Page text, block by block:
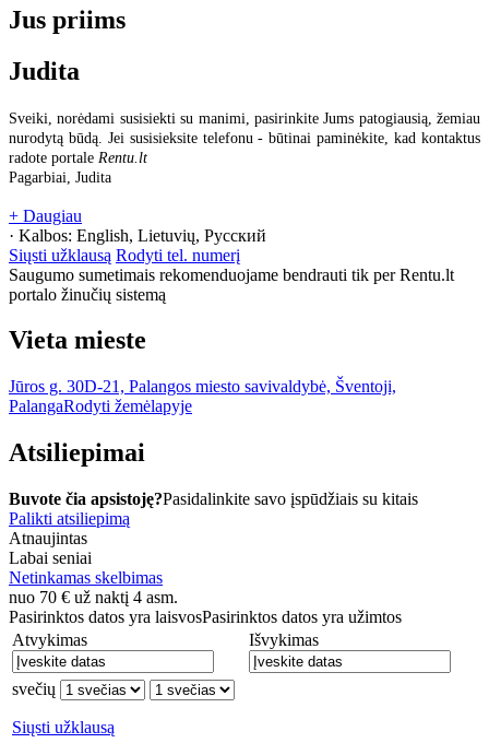
Jus priims
Judita
Sveiki, norėdami susisiekti su manimi, pasirinkite Jums patogiausią, žemiau
nurodytą būdą. Jei susisieksite telefonu - būtinai paminėkite, kad kontaktus
radote portale Rentu.lt
Pagarbiai, Judita
+ Daugiau
· Kalbos: English, Lietuvių, Русский
Siųsti užklausą Rodyti tel. numerį
Saugumo sumetimais rekomenduojame bendrauti tik per Rentu.lt
portalo žinučių sistemą
Vieta mieste
Jūros g. 30D-21, Palangos miesto savivaldybė, Šventoji,
PalangaRodyti žemėlapyje
Atsiliepimai
Buvote čia apsistoję?Pasidalinkite savo įspūdžiais su kitais
Palikti atsiliepimą
Atnaujintas
Labai seniai
Netinkamas skelbimas
nuo 70 € už naktį 4 asm.
Pasirinktos datos yra laisvosPasirinktos datos yra užimtos
Atvykimas
Išvykimas
svečių
Siųsti užklausą